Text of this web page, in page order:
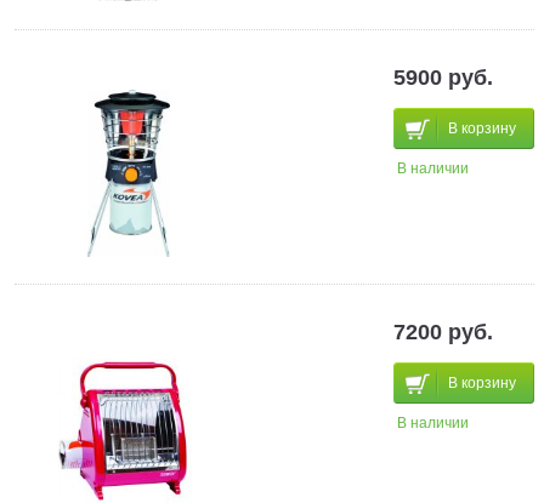
5900 руб.
В корзину
В наличии
7200 руб.
В корзину
В наличии